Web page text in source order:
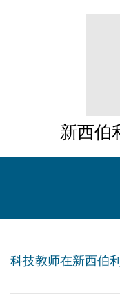
新西伯
科技教师在新西伯